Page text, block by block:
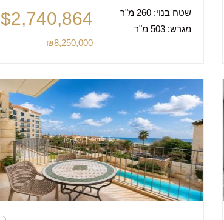
שטח בנוי: 260 מ"ר
מגרש: 503 מ"ר
$2,740,864
₪8,250,000